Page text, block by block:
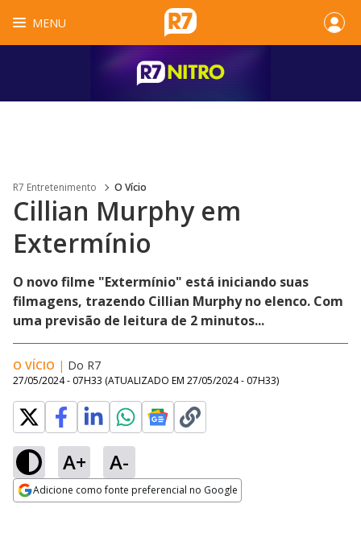
MENU
R7 Entretenimento O Vício
Cillian Murphy em
Extermínio
O novo filme "Extermínio" está iniciando suas
filmagens, trazendo Cillian Murphy no elenco. Com
uma previsão de leitura de 2 minutos...
O VÍCIO | Do R7
27/05/2024 - 07H33 (ATUALIZADO EM 27/05/2024 - 07H33)
A+ A-
Adicione como fonte preferencial no Google